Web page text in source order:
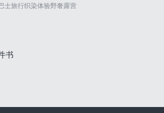
士旅行织染体验野奢露营
书